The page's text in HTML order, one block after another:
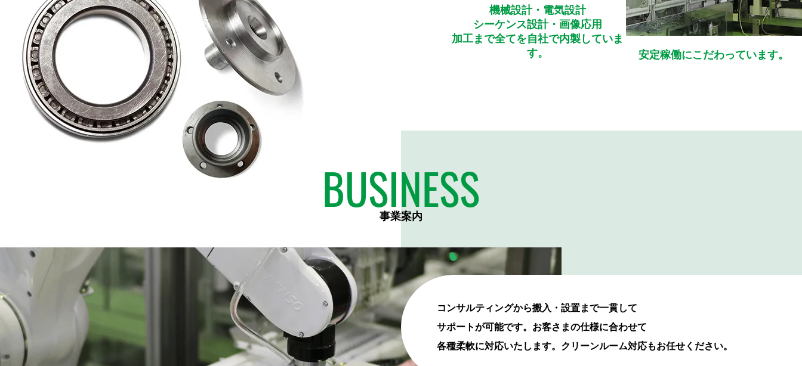
機械設計・電気設計
シーケンス設計・画像応用
加工まで全てを自社で内製していま
す。
安定稼働にこだわっています。
BUSINESS
事業案内
コンサルティングから搬入・設置まで一貫して
サポートが可能です。お客さまの仕様に合わせて
各種柔軟に対応いたします。クリーンルーム対応もお任せください。